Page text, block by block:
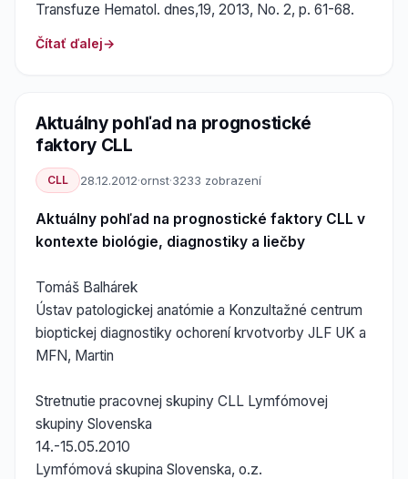
Transfuze Hematol. dnes,19, 2013, No. 2, p. 61-68.
Čítať ďalej
Aktuálny pohľad na prognostické
faktory CLL
CLL 28.12.2012·ornst·3233 zobrazení
Aktuálny pohľad na prognostické faktory CLL v
kontexte biológie, diagnostiky a liečby
Tomáš Balhárek
Ústav patologickej anatómie a Konzultažné centrum
bioptickej diagnostiky ochorení krvotvorby JLF UK a
MFN, Martin
Stretnutie pracovnej skupiny CLL Lymfómovej
skupiny Slovenska
14.-15.05.2010
Lymfómová skupina Slovenska, o.z.